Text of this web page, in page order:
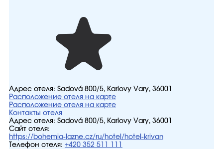
Адрес отеля: Sadová 800/5, Karlovy Vary, 36001
Расположение отеля на карте
Расположение отеля на карте
Контакты отеля
Адрес отеля: Sadová 800/5, Karlovy Vary, 36001
Сайт отеля:
https://bohemia-lazne.cz/ru/hotel/hotel-krivan
Телефон отеля: +420 352 511 111